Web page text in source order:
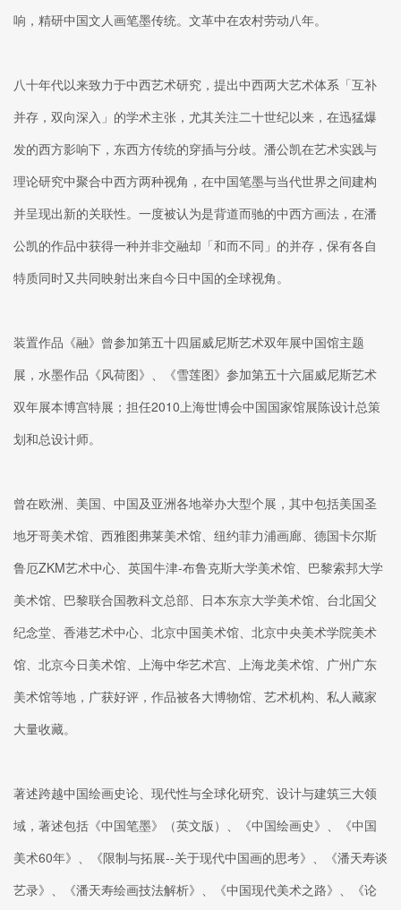
响，精研中国文人画笔墨传统。文革中在农村劳动八年。
八十年代以来致力于中西艺术研究，提出中西两大艺术体系「互补
并存，双向深入」的学术主张，尤其关注二十世纪以来，在迅猛爆
发的西方影响下，东西方传统的穿插与分歧。潘公凯在艺术实践与
理论研究中聚合中西方两种视角，在中国笔墨与当代世界之间建构
并呈现出新的关联性。一度被认为是背道而驰的中西方画法，在潘
公凯的作品中获得一种并非交融却「和而不同」的并存，保有各自
特质同时又共同映射出来自今日中国的全球视角。
装置作品《融》曾参加第五十四届威尼斯艺术双年展中国馆主题
展，水墨作品《风荷图》、《雪莲图》参加第五十六届威尼斯艺术
双年展本博宫特展；担任2010上海世博会中国国家馆展陈设计总策
划和总设计师。
曾在欧洲、美国、中国及亚洲各地举办大型个展，其中包括美国圣
地牙哥美术馆、西雅图弗莱美术馆、纽约菲力浦画廊、德国卡尔斯
鲁厄ZKM艺术中心、英国牛津-布鲁克斯大学美术馆、巴黎索邦大学
美术馆、巴黎联合国教科文总部、日本东京大学美术馆、台北国父
纪念堂、香港艺术中心、北京中国美术馆、北京中央美术学院美术
馆、北京今日美术馆、上海中华艺术宫、上海龙美术馆、广州广东
美术馆等地，广获好评，作品被各大博物馆、艺术机构、私人藏家
大量收藏。
著述跨越中国绘画史论、现代性与全球化研究、设计与建筑三大领
域，著述包括《中国笔墨》（英文版）、《中国绘画史》、《中国
美术60年》、《限制与拓展--关于现代中国画的思考》、《潘天寿谈
艺录》、《潘天寿绘画技法解析》、《中国现代美术之路》、《论